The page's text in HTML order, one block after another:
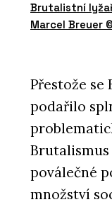
Brutalistní
Marcel Breuer
Přestože se
podařilo
poválečné
množství